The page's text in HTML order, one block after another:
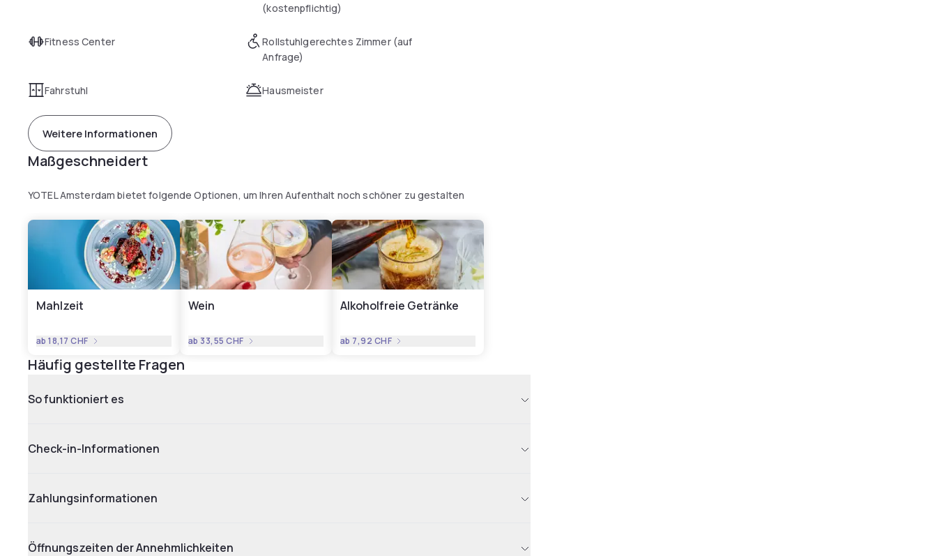
(kostenpflichtig)
Fitness Center
Rollstuhlgerechtes Zimmer (auf
Anfrage)
Fahrstuhl Hausmeister
Weitere Informationen
Maßgeschneidert
YOTEL Amsterdam bietet folgende Optionen, um Ihren Aufenthalt noch schöner zu gestalten
Mahlzeit
ab18,17 CHF
Wein
ab 33,55 CHF
Alkoholfreie Getränke
ab 7,92 CHF
Häufig gestellte Fragen
So funktioniert es
Check-in-Informationen
Zahlungsinformationen
Öffnungszeiten der Annehmlichkeiten